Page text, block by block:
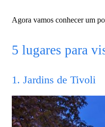
Agora vamos conhecer um
5 lugares para
1. Jardins de Tivoli